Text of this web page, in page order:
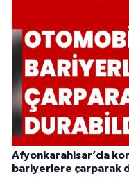
Afyonkarahisar’da
bariyerlere çarparak